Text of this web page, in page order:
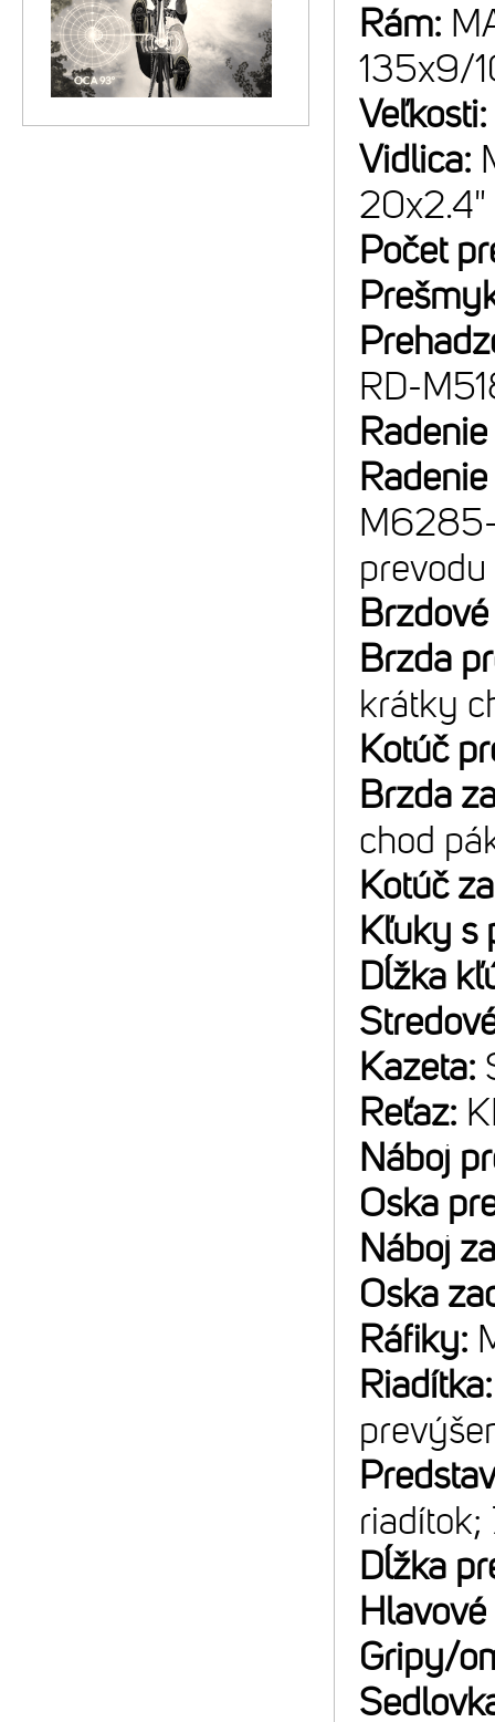
Rám:
135x9/
Veľkosti:
Vidlica:
20x2.4"
Počet
RD-
M6285-
prevodu
Brzda
krátky
Kotúč
Brzda
chod
Kotúč
Kľuky s
Dĺžka
Kazeta:
Reťaz:
Náboj
Oska
Náboj
Oska
Ráfiky:
riadítok;
Dĺžka
Gripy/